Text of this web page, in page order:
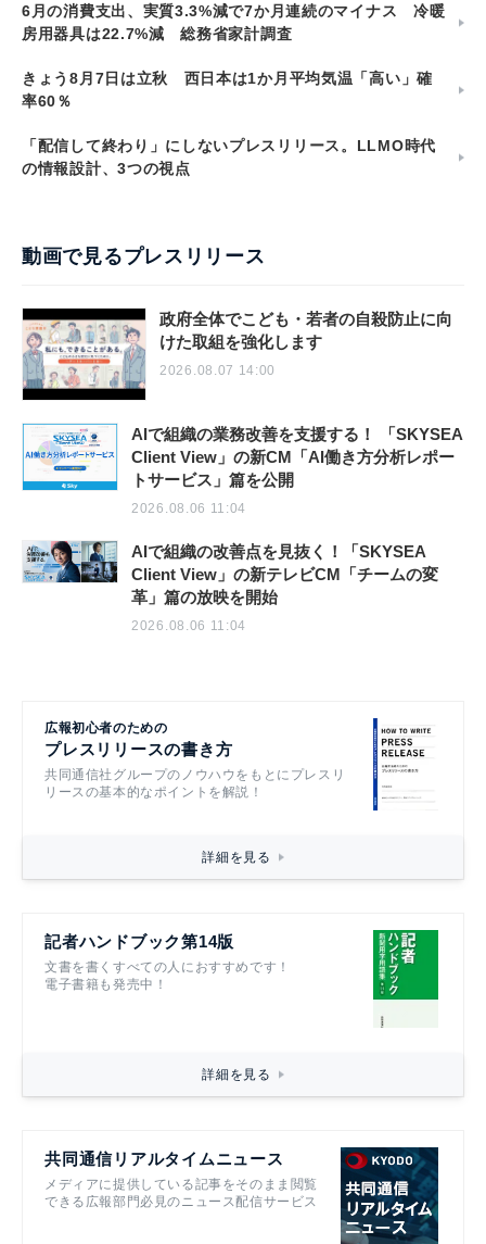
6月の消費支出、実質3.3%減で7か月連続のマイナス 冷暖
房用器具は22.7%減 総務省家計調査
きょう8月7日は立秋 西日本は1か月平均気温「高い」確
率60％
「配信して終わり」にしないプレスリリース。LLMO時代
の情報設計、3つの視点
動画で見るプレスリリース
政府全体でこども・若者の自殺防止に向
けた取組を強化します
2026.08.07 14:00
AIで組織の業務改善を支援する！ 「SKYSEA
Client View」の新CM「AI働き方分析レポー
トサービス」篇を公開
2026.08.06 11:04
AIで組織の改善点を見抜く！「SKYSEA
Client View」の新テレビCM「チームの変
革」篇の放映を開始
2026.08.06 11:04
広報初心者のための
プレスリリースの書き方
共同通信社グループのノウハウをもとにプレスリ
リースの基本的なポイントを解説！
詳細を見る
記者ハンドブック第14版
文書を書くすべての人におすすめです！
電子書籍も発売中！
詳細を見る
共同通信リアルタイムニュース
メディアに提供している記事をそのまま閲覧
できる広報部門必見のニュース配信サービス